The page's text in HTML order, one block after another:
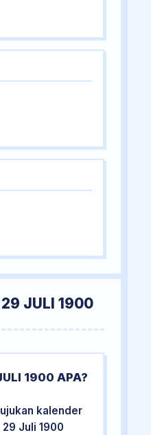
JULI 1900
1900 APA?
kalender
Juli 1900